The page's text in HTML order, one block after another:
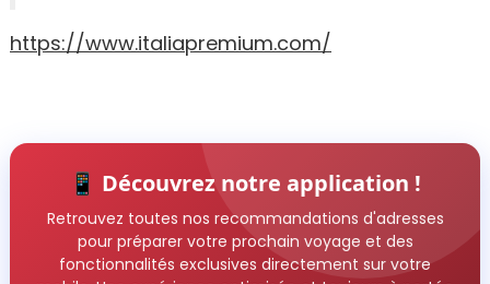
https://www.italiapremium.com/
📱 Découvrez notre application !
Retrouvez toutes nos recommandations d'adresses
pour préparer votre prochain voyage et des
fonctionnalités exclusives directement sur votre